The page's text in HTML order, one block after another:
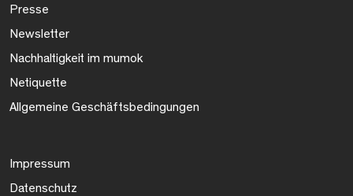
Presse
Newsletter
Nachhaltigkeit im mumok
Netiquette
Allgemeine Geschäftsbedingungen
Impressum
Datenschutz